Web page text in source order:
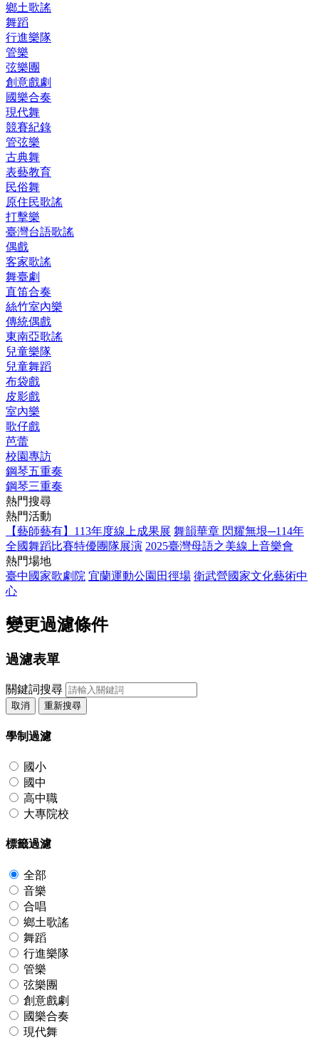
鄉土歌謠
舞蹈
行進樂隊
管樂
弦樂團
創意戲劇
國樂合奏
現代舞
競賽紀錄
管弦樂
古典舞
表藝教育
民俗舞
原住民歌謠
打擊樂
臺灣台語歌謠
偶戲
客家歌謠
舞臺劇
直笛合奏
絲竹室內樂
傳統偶戲
東南亞歌謠
兒童樂隊
兒童舞蹈
布袋戲
皮影戲
室內樂
歌仔戲
芭蕾
校園專訪
鋼琴五重奏
鋼琴三重奏
熱門搜尋
熱門活動
【藝師藝有】113年度線上成果展 舞韻華章 閃耀無垠─114年
全國舞蹈比賽特優團隊展演 2025臺灣母語之美線上音樂會
熱門場地
臺中國家歌劇院 宜蘭運動公園田徑場 衛武營國家文化藝術中
心
變更過濾條件
過濾表單
關鍵詞搜尋
取消 重新搜尋
學制過濾
國小
國中
高中職
大專院校
標籤過濾
全部
音樂
合唱
鄉土歌謠
舞蹈
行進樂隊
管樂
弦樂團
創意戲劇
國樂合奏
現代舞